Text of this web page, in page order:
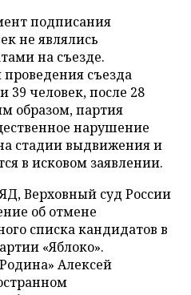
подписания
не являлись
на съезде.
съезда
39 человек, после 28
образом, партия
нарушение
стадии выдвижения и
в исковом заявлении.
Верховный суд России
об отмене
списка кандидатов в
«Яблоко».
Алексей